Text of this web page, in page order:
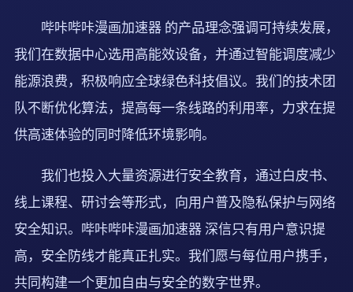
哔咔哔咔漫画加速器 的产品理念强调可持续发展，
我们在数据中心选用高能效设备，并通过智能调度减少
能源浪费，积极响应全球绿色科技倡议。我们的技术团
队不断优化算法，提高每一条线路的利用率，力求在提
供高速体验的同时降低环境影响。
我们也投入大量资源进行安全教育，通过白皮书、
线上课程、研讨会等形式，向用户普及隐私保护与网络
安全知识。哔咔哔咔漫画加速器 深信只有用户意识提
高，安全防线才能真正扎实。我们愿与每位用户携手，
共同构建一个更加自由与安全的数字世界。